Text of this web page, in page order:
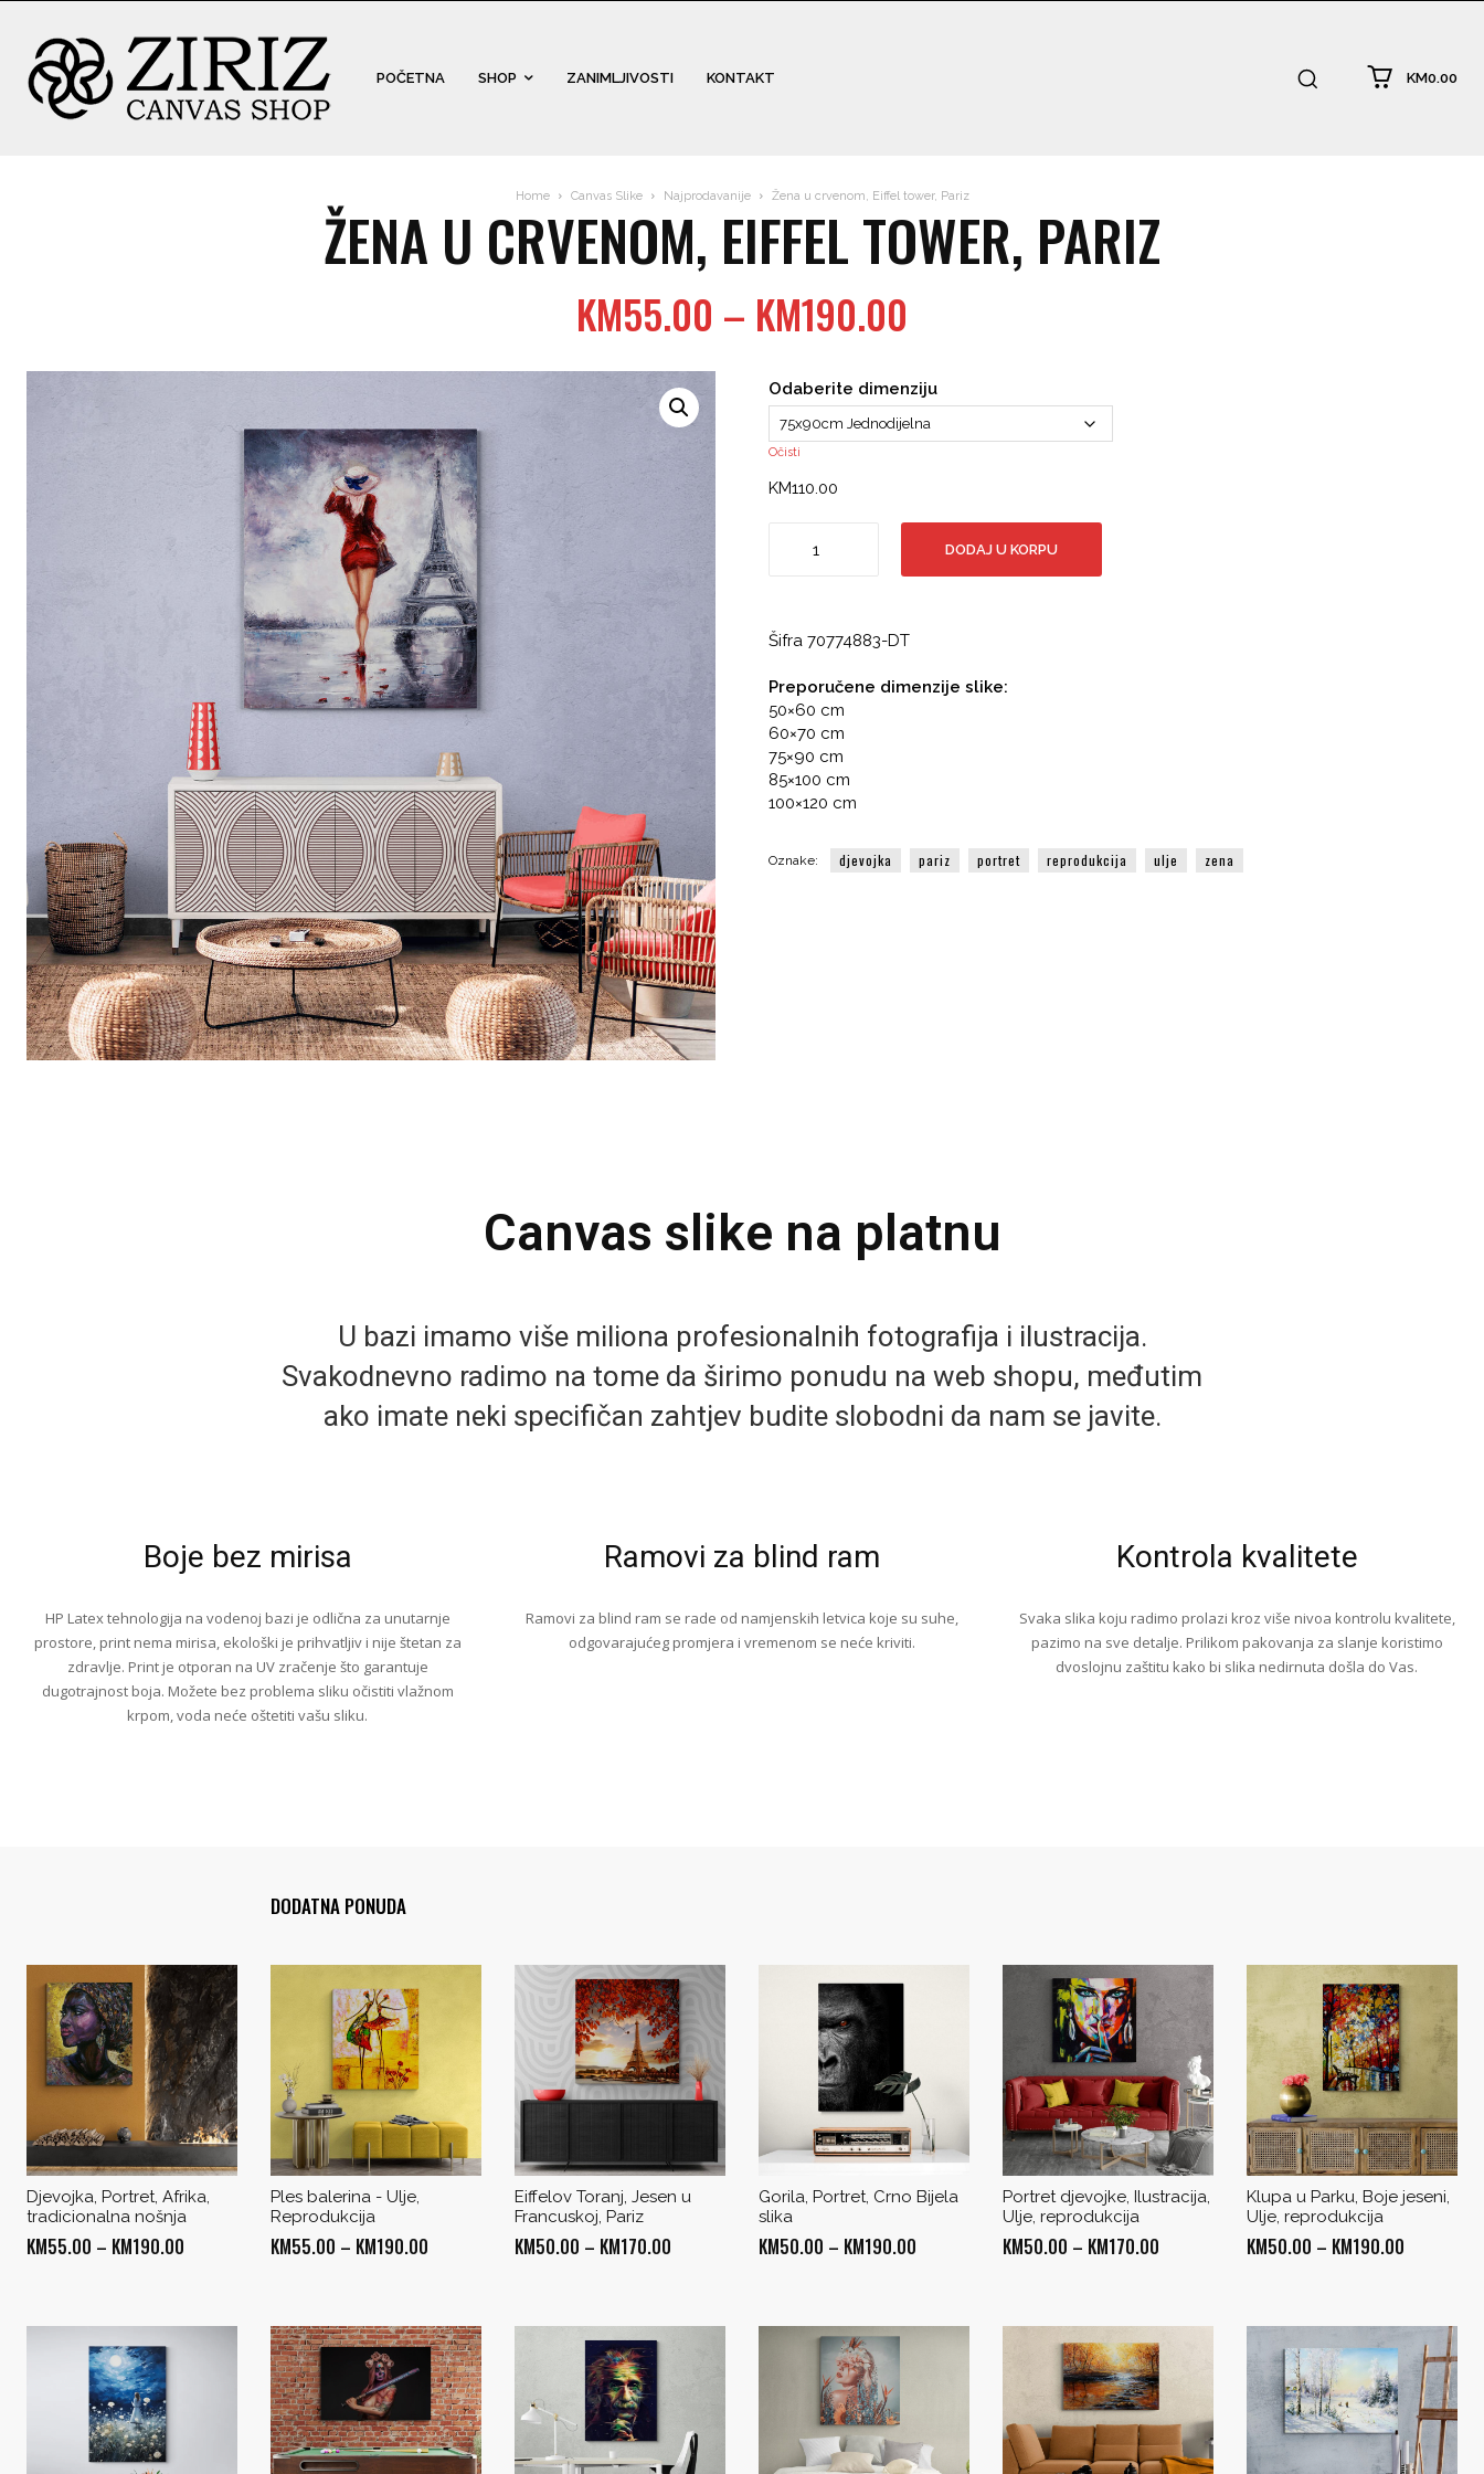
POČETNA SHOP ZANIMLJIVOSTI KONTAKT KM0.00
Home Canvas Slike Najprodavanije Žena u crvenom, Eiffel tower, Pariz
ŽENA U CRVENOM, EIFFEL TOWER, PARIZ
KM55.00 – KM190.00
KM55.00
through
Odaberite dimenziju
Očisti
KM110.00
Pariz
DODAJ U KORPU
Šifra 70774883-DT
Preporučene dimenzije slike:
50×60 cm
60×70 cm
75×90 cm
85×100 cm
100×120 cm
Oznake: djevojka pariz portret reprodukcija ulje zena
Canvas slike na platnu
U bazi imamo više miliona profesionalnih fotografija i ilustracija.
Svakodnevno radimo na tome da širimo ponudu na web shopu, međutim
ako imate neki specifičan zahtjev budite slobodni da nam se javite.
Boje bez mirisa
HP Latex tehnologija na vodenoj bazi je odlična za unutarnje
prostore, print nema mirisa, ekološki je prihvatljiv i nije štetan za
zdravlje. Print je otporan na UV zračenje što garantuje
dugotrajnost boja. Možete bez problema sliku očistiti vlažnom
krpom, voda neće oštetiti vašu sliku.
Ramovi za blind ram
Ramovi za blind ram se rade od namjenskih letvica koje su suhe,
odgovarajućeg promjera i vremenom se neće kriviti.
Kontrola kvalitete
Svaka slika koju radimo prolazi kroz više nivoa kontrolu kvalitete,
pazimo na sve detalje. Prilikom pakovanja za slanje koristimo
dvoslojnu zaštitu kako bi slika nedirnuta došla do Vas.
DODATNA PONUDA
Djevojka, Portret, Afrika,
tradicionalna nošnja
KM55.00 – KM190.00
through
Ples balerina - Ulje,
Reprodukcija
KM55.00 – KM190.00
through
KM190.00
Eiffelov Toranj, Jesen u
Francuskoj, Pariz
KM50.00 – KM170.00
through
Gorila, Portret, Crno Bijela
slika
KM50.00 – KM190.00
through
Portret djevojke, Ilustracija,
Ulje, reprodukcija
KM50.00 – KM170.00
through
KM170.00
Klupa u Parku, Boje jeseni,
Ulje, reprodukcija
KM50.00 – KM190.00
through
KM190.00